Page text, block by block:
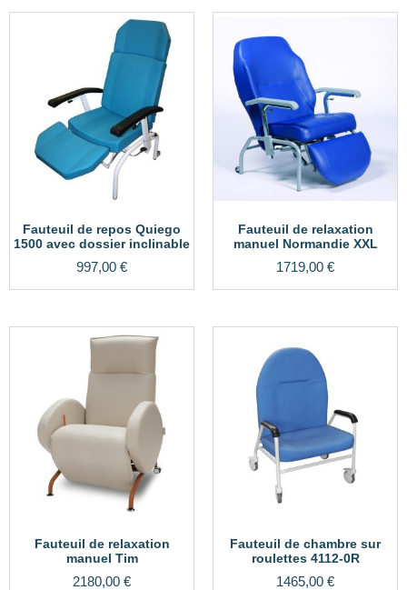
Fauteuil de repos Quiego
1500 avec dossier inclinable
997,00 €
Fauteuil de relaxation
manuel Normandie XXL
1719,00 €
Fauteuil de relaxation
manuel Tim
2180,00 €
Fauteuil de chambre sur
roulettes 4112-0R
1465,00 €